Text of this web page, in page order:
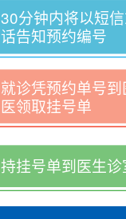
30分钟内将以短
话告知预约编号
就诊凭预约单号
医领取挂号单
持挂号单到医生